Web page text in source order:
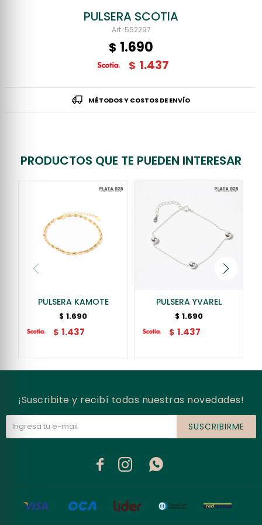
PULSERA SCOTIA
552297
$ 1.690
$ 1.437
MÉTODOS Y COSTOS DE ENVÍO
PRODUCTOS QUE TE PUEDEN INTERESAR
PULSERA KAMOTE
$ 1.690
$ 1.437
PULSERA YVAREL
$ 1.690
$ 1.437
¡Suscribite y recibí todas nuestras novedades!
SUSCRIBIRME
  